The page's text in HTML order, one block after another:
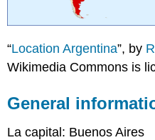
“Location Argentina”, by
Wikimedia Commons is
General
La capital: Buenos Aires